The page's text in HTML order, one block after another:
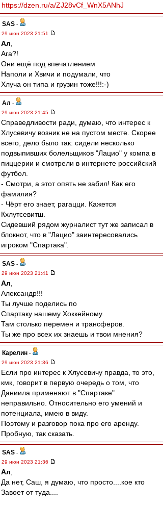
https://dzen.ru/a/ZJ28vCf_WnX5ANhJ
SAS -
29 июн 2023 21:51
Ал
Ага?!
Они ещё под впечатлением
Наполи и Хвичи и подумали, что
Хлуча он типа и грузин тоже!!!:-)
Ал -
29 июн 2023 21:45
Справедливости ради, думаю, что интерес к
Хлусевичу возник не на пустом месте. Скорее
всего, дело было так: сидели несколько
подвыпивших болельщиков "Лацио" у компа в
пиццерии и смотрели в интернете российский
футбол.
- Смотри, а этот опять не забил! Как его
фамилия?
- Чёрт его знает, рагацци. Кажется
Кхлутсевитш.
Сидевший рядом журналист тут же записал в
блокнот, что в "Лацио" заинтересовались
игроком "Спартака".
SAS -
29 июн 2023 21:41
Ал
Александр!!!
Ты лучше поделись по
Спартаку нашему Хоккейному.
Там столько перемен и трансферов.
Ты же про всех их знаешь и твои мнения?
Карелин -
29 июн 2023 21:36
Если про интерес к Хлусевичу правда, то это,
кмк, говорит в первую очередь о том, что
Даниила применяют в "Спартаке"
неправильно. Относительно его умений и
потенциала, имею в виду.
Поэтому и разговор пока про его аренду.
Пробную, так сказать.
SAS -
29 июн 2023 21:36
Ал
Да нет, Саш, я думаю, что просто....кое кто
Завоет от туда....